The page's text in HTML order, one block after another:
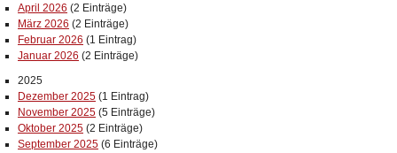
April 2026 (2 Einträge)
März 2026 (2 Einträge)
Februar 2026 (1 Eintrag)
Januar 2026 (2 Einträge)
2025
Dezember 2025 (1 Eintrag)
November 2025 (5 Einträge)
Oktober 2025 (2 Einträge)
September 2025 (6 Einträge)